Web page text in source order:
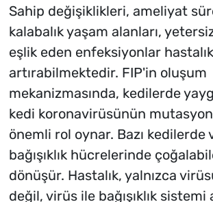
Sahip değişiklikleri, ameliyat
kalabalık yaşam alanları,
eşlik eden enfeksiyonlar
artırabilmektedir. FIP'in oluşum
mekanizmasında, kedilerde
kedi koronavirüsünün
önemli rol oynar. Bazı kedilerde
bağışıklık hücrelerinde
dönüşür. Hastalık, yalnızca
değil, virüs ile bağışıklık sistemi